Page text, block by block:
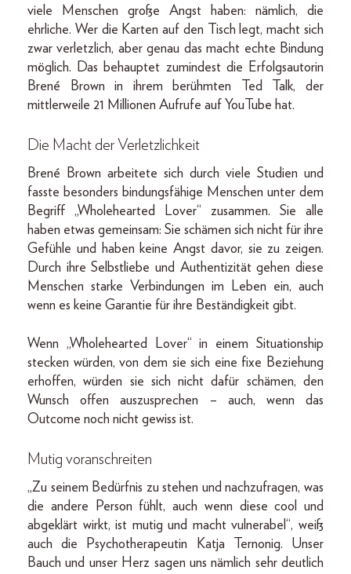
viele Menschen große Angst haben: nämlich, die
ehrliche. Wer die Karten auf den Tisch legt, macht sich
zwar verletzlich, aber genau das macht echte Bindung
möglich. Das behauptet zumindest die Erfolgsautorin
Brené Brown in ihrem berühmten Ted Talk, der
mittlerweile 21 Millionen Aufrufe auf YouTube hat.
Die Macht der Verletzlichkeit
Brené Brown arbeitete sich durch viele Studien und
fasste besonders bindungsfähige Menschen unter dem
Begriff „Wholehearted Lover“ zusammen. Sie alle
haben etwas gemeinsam: Sie schämen sich nicht für ihre
Gefühle und haben keine Angst davor, sie zu zeigen.
Durch ihre Selbstliebe und Authentizität gehen diese
Menschen starke Verbindungen im Leben ein, auch
wenn es keine Garantie für ihre Beständigkeit gibt.
Wenn „Wholehearted Lover“ in einem Situationship
stecken würden, von dem sie sich eine fixe Beziehung
erhoffen, würden sie sich nicht dafür schämen, den
Wunsch offen auszusprechen – auch, wenn das
Outcome noch nicht gewiss ist.
Mutig voranschreiten
„Zu seinem Bedürfnis zu stehen und nachzufragen, was
die andere Person fühlt, auch wenn diese cool und
abgeklärt wirkt, ist mutig und macht vulnerabel“, weiß
auch die Psychotherapeutin Katja Ternonig. Unser
Bauch und unser Herz sagen uns nämlich sehr deutlich